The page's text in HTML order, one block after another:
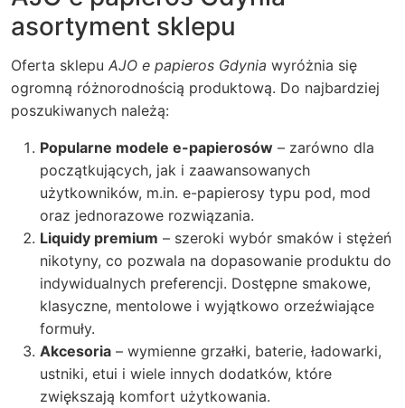
asortyment sklepu
Oferta sklepu AJO e papieros Gdynia wyróżnia się
ogromną różnorodnością produktową. Do najbardziej
poszukiwanych należą:
Popularne modele e-papierosów – zarówno dla
początkujących, jak i zaawansowanych
użytkowników, m.in. e-papierosy typu pod, mod
oraz jednorazowe rozwiązania.
Liquidy premium – szeroki wybór smaków i stężeń
nikotyny, co pozwala na dopasowanie produktu do
indywidualnych preferencji. Dostępne smakowe,
klasyczne, mentolowe i wyjątkowo orzeźwiające
formuły.
Akcesoria – wymienne grzałki, baterie, ładowarki,
ustniki, etui i wiele innych dodatków, które
zwiększają komfort użytkowania.